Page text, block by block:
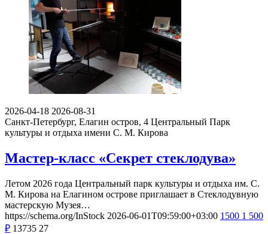
2026-04-18 2026-08-31
Санкт-Петербург, Елагин остров, 4 Центральный Парк
культуры и отдыха имени С. М. Кирова
Мастер-класс «Секрет стеклодува»
Летом 2026 года Центральный парк культуры и отдыха им. С.
М. Кирова на Елагином острове приглашает в Стеклодувную
мастерскую Музея…
https://schema.org/InStock 2026-06-01T09:59:00+03:00 1500 1 500
₽ 13735 27